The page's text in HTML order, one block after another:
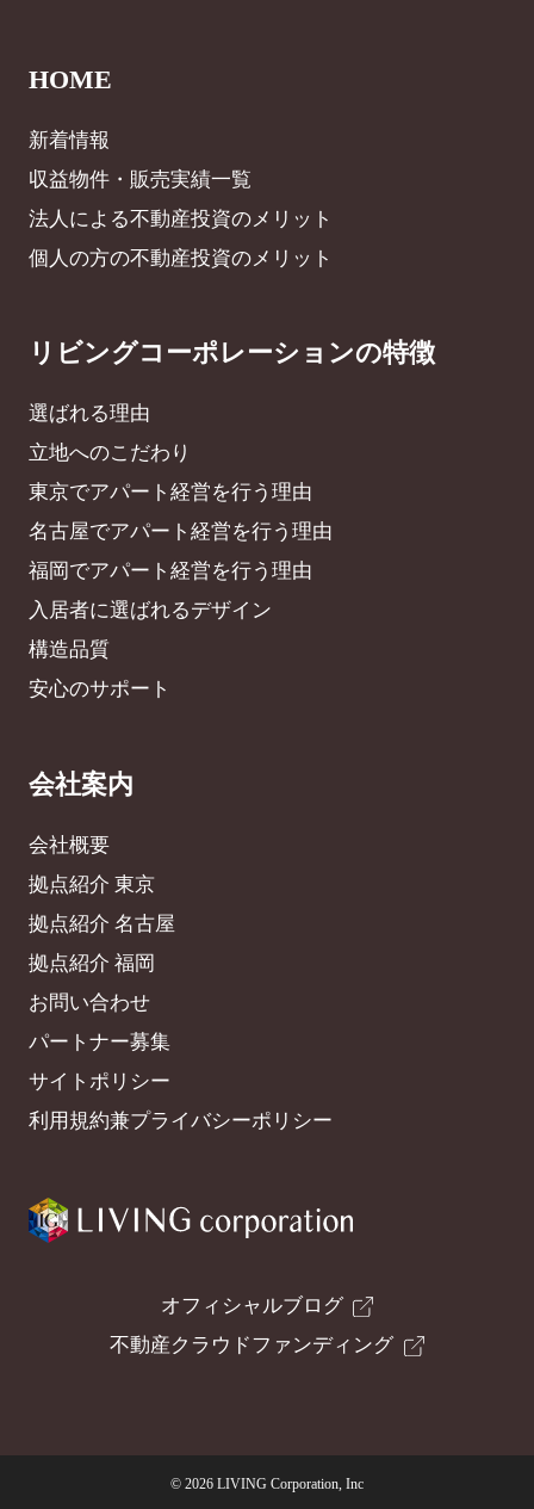
HOME
新着情報
収益物件・販売実績一覧
法人による不動産投資のメリット
個人の方の不動産投資のメリット
リビングコーポレーションの特徴
選ばれる理由
立地へのこだわり
東京でアパート経営を行う理由
名古屋でアパート経営を行う理由
福岡でアパート経営を行う理由
入居者に選ばれるデザイン
構造品質
安心のサポート
会社案内
会社概要
拠点紹介 東京
拠点紹介 名古屋
拠点紹介 福岡
お問い合わせ
パートナー募集
サイトポリシー
利用規約兼プライバシーポリシー
オフィシャルブログ
不動産クラウドファンディング
© 2026 LIVING Corporation, Inc